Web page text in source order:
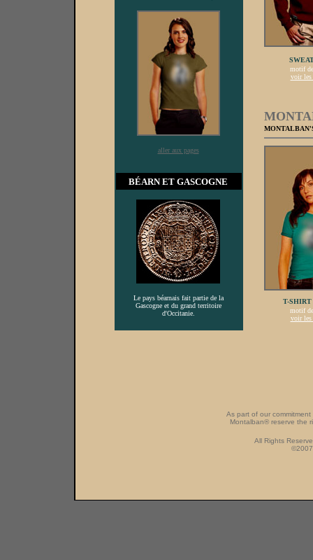
aller aux pages
BÉARN ET GASCOGNE
Le pays béarnais fait partie de la
Gascogne et du grand territoire
d'Occitanie.
motif
voir les
T-SHIRT
motif
voir les
As part of our
Montalban® reserve the
All Rights
©2007